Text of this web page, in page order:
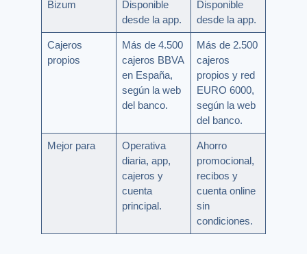
Bizum
Disponible
desde la app.
Disponible
desde la app.
Cajeros
propios
Más de 4.500
cajeros BBVA
en España,
según la web
del banco.
Más de 2.500
cajeros
propios y red
EURO 6000,
según la web
del banco.
Mejor para
Operativa
diaria, app,
cajeros y
cuenta
principal.
Ahorro
promocional,
recibos y
cuenta online
sin
condiciones.